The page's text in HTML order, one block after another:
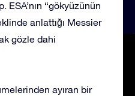
“gökyüzünün
anlattığı Messier
gözle dahi
ayıran bir